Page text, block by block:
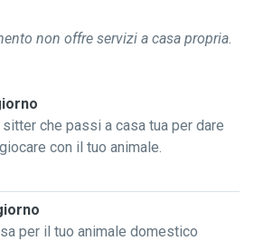
purtroppo non ho tante foto di
degli animali essendo che ho
vi posso assicurare che per me il
posso creare con qualunque
ma sono disposto a muovermi
distante.
se avete bisogno di più
non offre servizi a casa propria.
che passi a casa tua per dare
con il tuo animale.
per il tuo animale domestico